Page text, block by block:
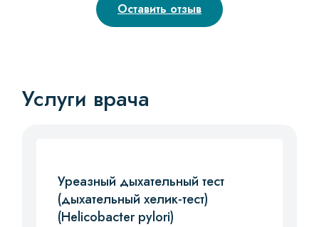
Оставить отзыв
Услуги врача
Уреазный дыхательный тест
(дыхательный хелик-тест)
(Helicobacter pylori)